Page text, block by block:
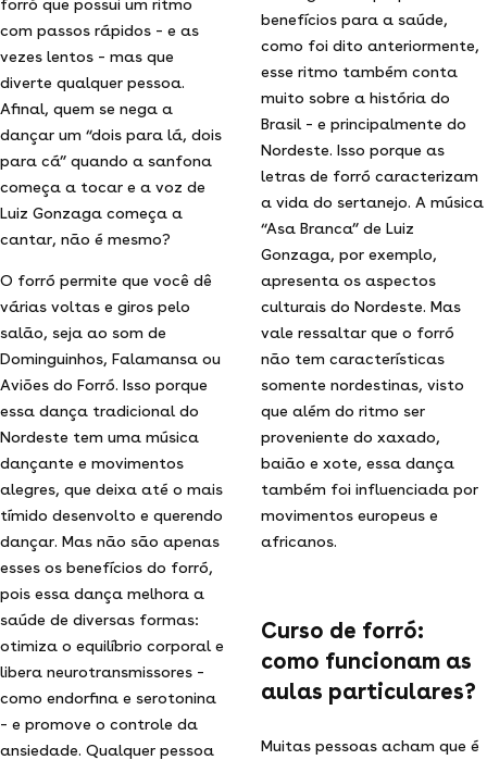
forró que possui um ritmo
com passos rápidos – e as
vezes lentos – mas que
diverte qualquer pessoa.
Afinal, quem se nega a
dançar um “dois para lá, dois
para cá” quando a sanfona
começa a tocar e a voz de
Luiz Gonzaga começa a
cantar, não é mesmo?
O forró permite que você dê
várias voltas e giros pelo
salão, seja ao som de
Dominguinhos, Falamansa ou
Aviões do Forró. Isso porque
essa dança tradicional do
Nordeste tem uma música
dançante e movimentos
alegres, que deixa até o mais
tímido desenvolto e querendo
dançar. Mas não são apenas
esses os benefícios do forró,
pois essa dança melhora a
saúde de diversas formas:
otimiza o equilíbrio corporal e
libera neurotransmissores –
como endorfina e serotonina
– e promove o controle da
ansiedade. Qualquer pessoa
benefícios para a saúde,
como foi dito anteriormente,
esse ritmo também conta
muito sobre a história do
Brasil – e principalmente do
Nordeste. Isso porque as
letras de forró caracterizam
a vida do sertanejo. A música
“Asa Branca” de Luiz
Gonzaga, por exemplo,
apresenta os aspectos
culturais do Nordeste. Mas
vale ressaltar que o forró
não tem características
somente nordestinas, visto
que além do ritmo ser
proveniente do xaxado,
baião e xote, essa dança
também foi influenciada por
movimentos europeus e
africanos.
Curso de forró:
como funcionam as
aulas particulares?
Muitas pessoas acham que é